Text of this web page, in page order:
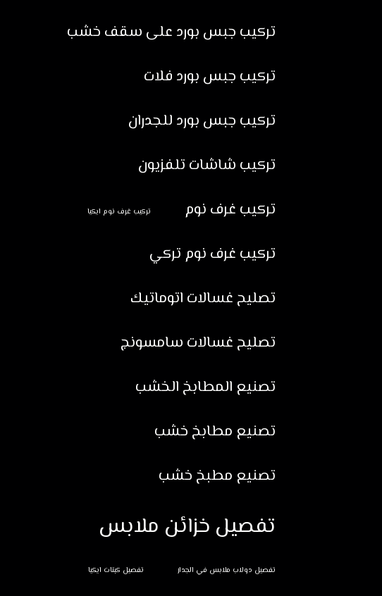
تركيب جبس بورد على سقف خشب
تركيب جبس بورد فلات
تركيب جبس بورد للجدران
تركيب شاشات تلفزيون
تركيب غرف نوم
تركيب غرف نوم ايكيا
تركيب غرف نوم تركي
تصليح غسالات اتوماتيك
تصليح غسالات سامسونج
تصنيع المطابخ الخشب
تصنيع مطابخ خشب
تصنيع مطبخ خشب
تفصيل خزائن ملابس
تفصيل دولاب ملابس في الجدار تفصيل كبتات ايكيا